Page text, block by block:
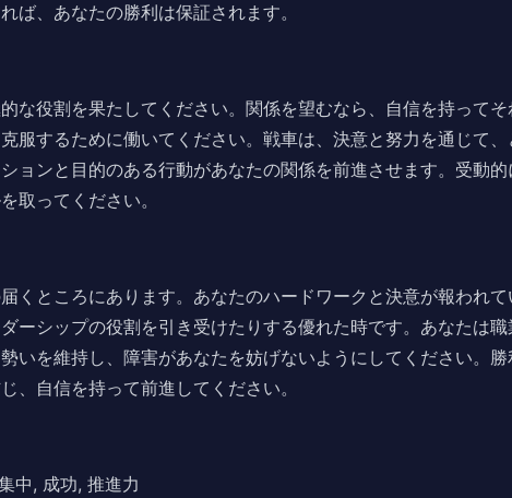
ば、あなたの勝利は保証されます。
な役割を果たしてください。関係を望むなら、自信を持って
服するために働いてください。戦車は、決意と努力を通じて
ョンと目的のある行動があなたの関係を前進させます。受動
取ってください。
くところにあります。あなたのハードワークと決意が報われ
ーシップの役割を引き受けたりする優れた時です。あなたは
いを維持し、障害があなたを妨げないようにしてください。
、自信を持って前進してください。
中, 成功, 推進力